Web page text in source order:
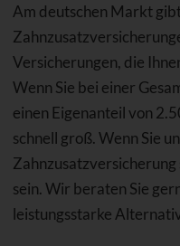
Am deutschen Markt
Versicherungen, die
Wenn Sie bei einer
einen Eigenanteil von
schnell groß. Wenn Sie
Zahnzusatzversicherung
sein. Wir beraten Sie
leistungsstarke